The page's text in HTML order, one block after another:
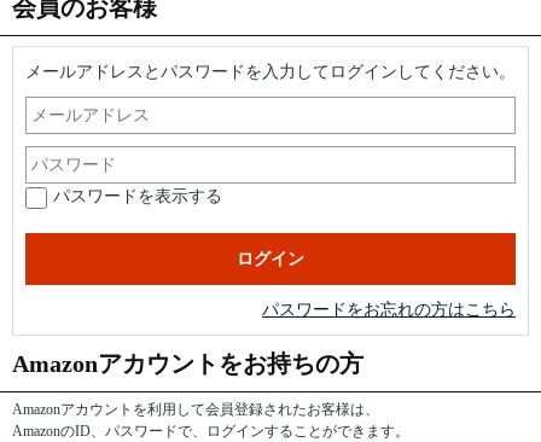
会員のお客様
メールアドレスとパスワードを入力してログインしてください。
パスワードを表示する
パスワードをお忘れの方はこちら
Amazonアカウントをお持ちの方
Amazonアカウントを利用して会員登録されたお客様は、
AmazonのID、パスワードで、ログインすることができます。